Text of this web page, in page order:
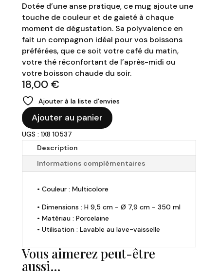
Dotée d’une anse pratique, ce mug ajoute une
touche de couleur et de gaieté à chaque
moment de dégustation. Sa polyvalence en
fait un compagnon idéal pour vos boissons
préférées, que ce soit votre café du matin,
votre thé réconfortant de l’après-midi ou
votre boisson chaude du soir.
18,00 €
Ajouter à la liste d’envies
quantité
de
Mug
coloré
"Selena"
Ajouter au panier
UGS : 1X8 10537
Description
Informations complémentaires
• Couleur : Multicolore
• Dimensions : H 9,5 cm - Ø 7,9 cm - 350 ml
• Matériau : Porcelaine
• Utilisation : Lavable au lave-vaisselle
Vous aimerez peut-être
aussi…